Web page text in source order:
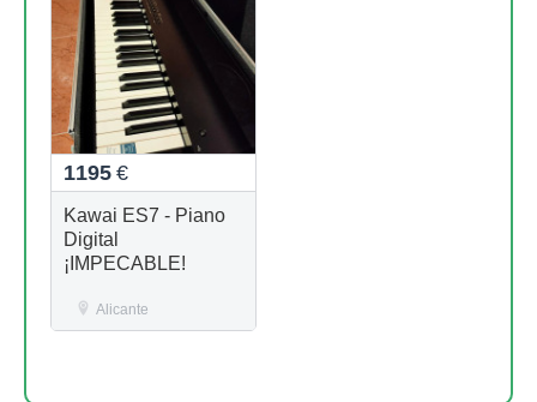
1195 €
Kawai ES7 - Piano
Digital
¡IMPECABLE!
Alicante